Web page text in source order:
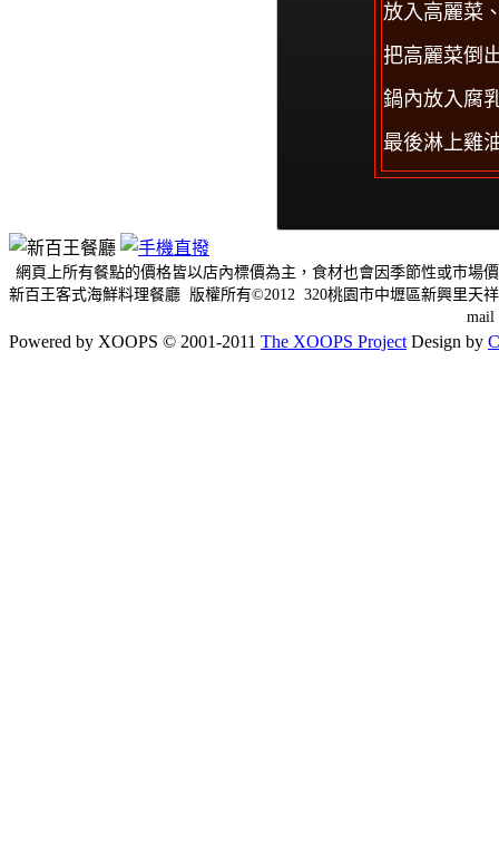
放入高麗菜
把高麗菜倒
鍋內放入腐
最後淋上雞
網頁上所有餐點的價格皆以店內標價為主，食材也會因季節性或市場
新百王客式海鮮料理餐廳 版權所有©2012 320桃園市中壢區新興里
mail
Powered by XOOPS © 2001-2011 The XOOPS Project Design by